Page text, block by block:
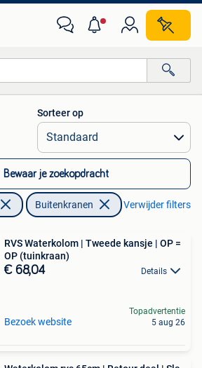
Alle afstanden…
Sorteer op
Bewaar je zoekopdracht
Buitenkranen Verwijder filters
RVS Waterkolom | Tweede kansje | OP =
OP (tuinkraan)
€ 68,04 Details
Bezoek website
Topadvertentie
5 aug 26